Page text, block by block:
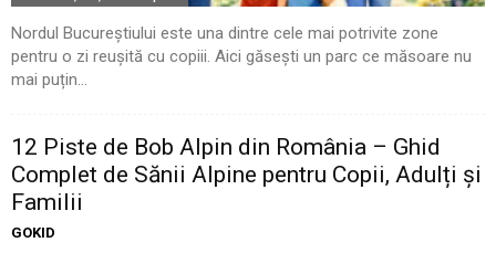
Nordul Bucureștiului este una dintre cele mai potrivite zone
pentru o zi reușită cu copiii. Aici găsești un parc ce măsoare nu
mai puțin...
12 Piste de Bob Alpin din România – Ghid
Complet de Sănii Alpine pentru Copii, Adulți și
Familii
GOKID